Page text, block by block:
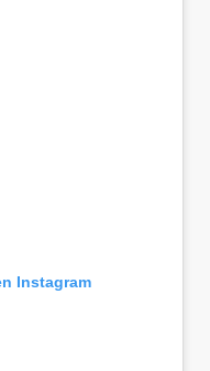
Instagram